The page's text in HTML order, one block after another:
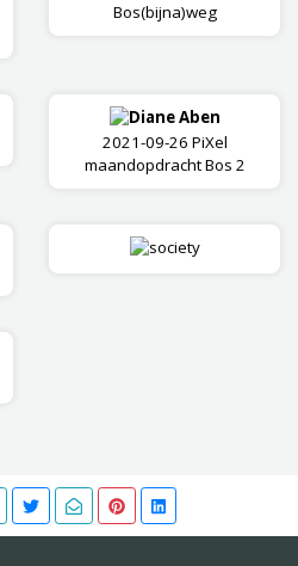
Bos(bijna)weg
Diane Aben
2021-09-26 PiXel
maandopdracht Bos 2
society